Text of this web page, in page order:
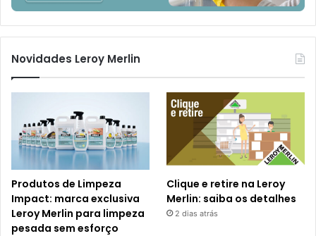
Novidades Leroy Merlin
Produtos de Limpeza
Impact: marca exclusiva
Leroy Merlin para limpeza
pesada sem esforço
Clique e retire na Leroy
Merlin: saiba os detalhes
2 dias atrás